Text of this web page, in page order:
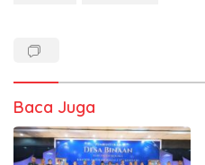
Baca Juga